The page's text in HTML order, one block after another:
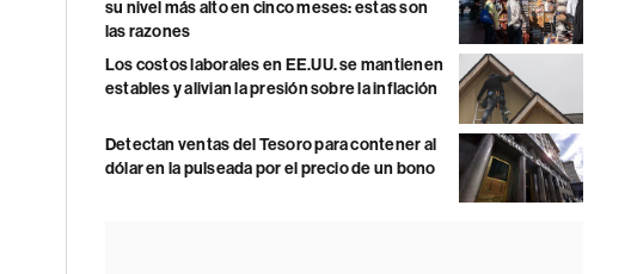
su nivel más alto en cinco meses: estas son
las razones
Los costos laborales en EE.UU. se mantienen
estables y alivian la presión sobre la inflación
Detectan ventas del Tesoro para contener al
dólar en la pulseada por el precio de un bono